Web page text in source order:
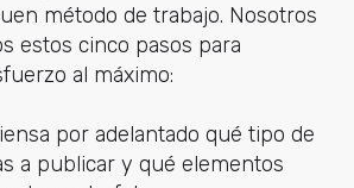
método de trabajo. Nosotros
estos cinco pasos para
al máximo:
por adelantado qué tipo de
a publicar y qué elementos